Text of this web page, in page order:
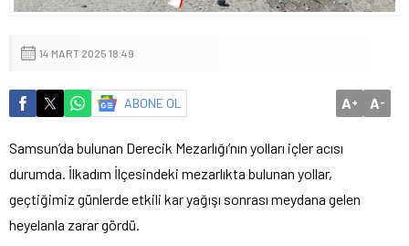
14 MART 2025 18:49
ABONE OL A+ A-
Samsun’da bulunan Derecik Mezarlığı’nın yolları içler acısı
durumda. İlkadım İlçesindeki mezarlıkta bulunan yollar,
geçtiğimiz günlerde etkili kar yağışı sonrası meydana gelen
heyelanla zarar gördü.